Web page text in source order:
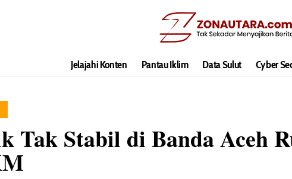
Jelajahi Konten Pantau Iklim Data Sulut Cyber
Tak Stabil di Banda Aceh